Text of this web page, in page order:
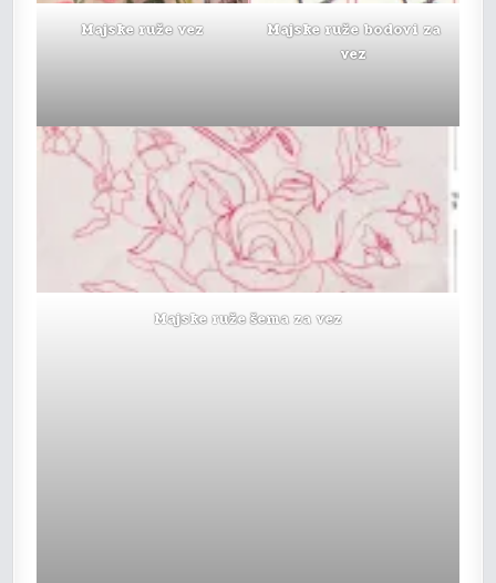
Majske ruže vez
Majske ruže bodovi za
vez
Majske ruže šema za vez